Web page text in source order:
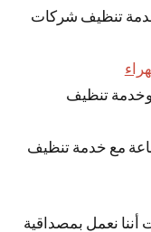
تنظيف شركات
تنظيف
تنظيف منازل خدمة 24 ساعة مع خدمة تنظيف
نعمل بمصداقية